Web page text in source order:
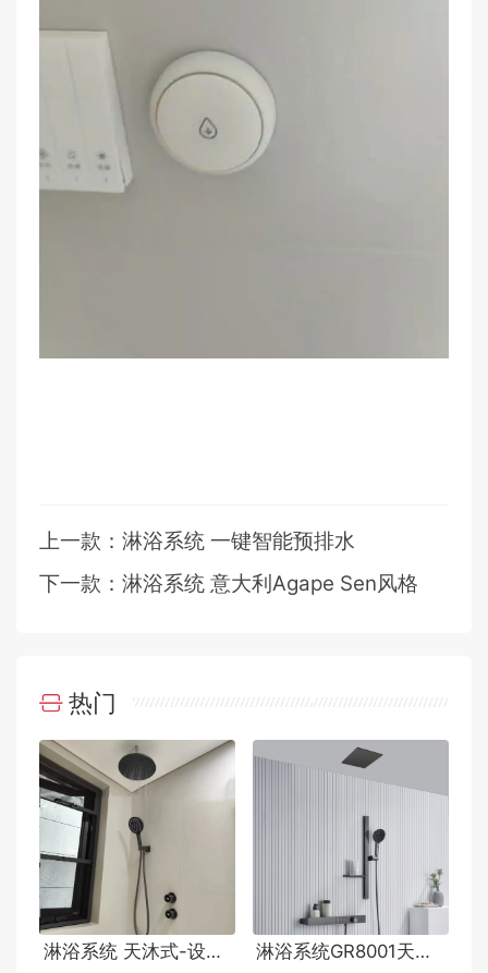
上一款：淋浴系统 一键智能预排水
下一款：淋浴系统 意大利Agape Sen风格
热门
淋浴系统 天沐式-设计师订制 淋浴系统GR8001天沐式B hansgrohe风格